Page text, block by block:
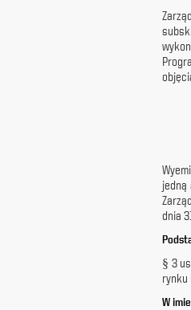
jedną
dnia
§ 3
rynku
W